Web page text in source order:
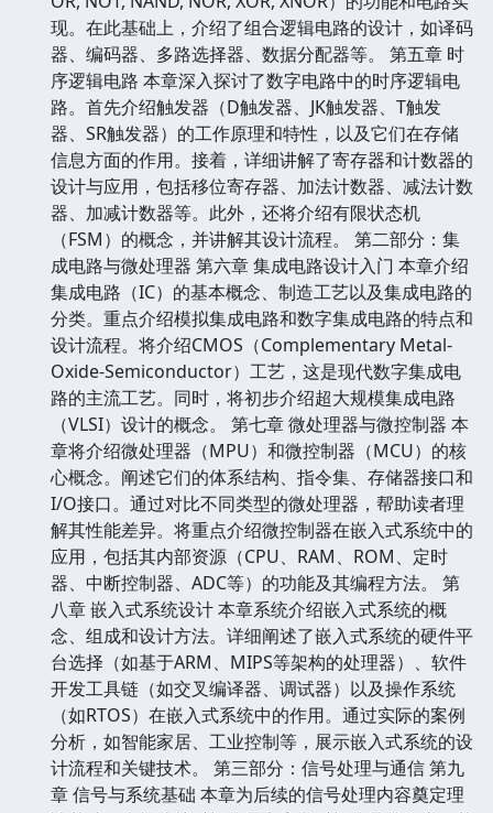
现。在此基础上，介绍了组合逻辑电路的设计，如译码
器、编码器、多路选择器、数据分配器等。 第五章 时
序逻辑电路 本章深入探讨了数字电路中的时序逻辑电
路。首先介绍触发器（D触发器、JK触发器、T触发
器、SR触发器）的工作原理和特性，以及它们在存储
信息方面的作用。接着，详细讲解了寄存器和计数器的
设计与应用，包括移位寄存器、加法计数器、减法计数
器、加减计数器等。此外，还将介绍有限状态机
（FSM）的概念，并讲解其设计流程。 第二部分：集
成电路与微处理器 第六章 集成电路设计入门 本章介绍
集成电路（IC）的基本概念、制造工艺以及集成电路的
分类。重点介绍模拟集成电路和数字集成电路的特点和
设计流程。将介绍CMOS（Complementary Metal-
Oxide-Semiconductor）工艺，这是现代数字集成电
路的主流工艺。同时，将初步介绍超大规模集成电路
（VLSI）设计的概念。 第七章 微处理器与微控制器 本
章将介绍微处理器（MPU）和微控制器（MCU）的核
心概念。阐述它们的体系结构、指令集、存储器接口和
I/O接口。通过对比不同类型的微处理器，帮助读者理
解其性能差异。将重点介绍微控制器在嵌入式系统中的
应用，包括其内部资源（CPU、RAM、ROM、定时
器、中断控制器、ADC等）的功能及其编程方法。 第
八章 嵌入式系统设计 本章系统介绍嵌入式系统的概
念、组成和设计方法。详细阐述了嵌入式系统的硬件平
台选择（如基于ARM、MIPS等架构的处理器）、软件
开发工具链（如交叉编译器、调试器）以及操作系统
（如RTOS）在嵌入式系统中的作用。通过实际的案例
分析，如智能家居、工业控制等，展示嵌入式系统的设
计流程和关键技术。 第三部分：信号处理与通信 第九
章 信号与系统基础 本章为后续的信号处理内容奠定理